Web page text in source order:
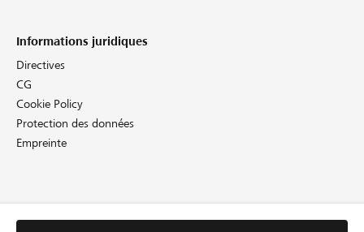
Informations juridiques
Directives
CG
Cookie Policy
Protection des données
Empreinte